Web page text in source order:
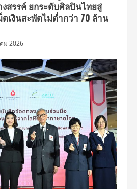
งสรรค์ ยกระดับศิลปินไทยสู่
ดเงินสะพัดไม่ต่ำกว่า 70 ล้าน
ม 2026